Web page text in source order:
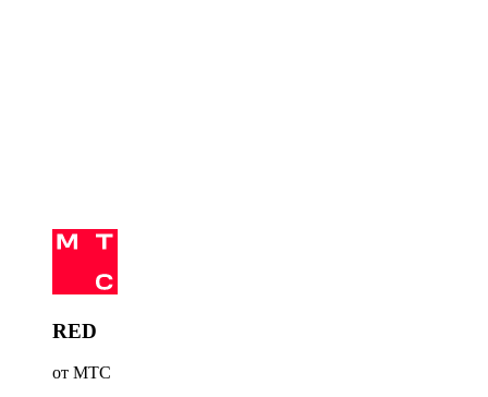
RED
от МТС